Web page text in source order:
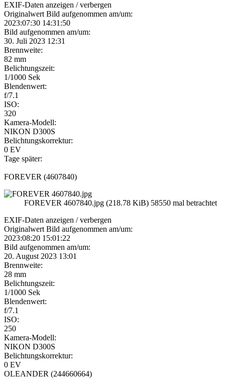
EXIF-Daten anzeigen / verbergen
Originalwert Bild aufgenommen am/um:
2023:07:30 14:31:50
Bild aufgenommen am/um:
30. Juli 2023 12:31
Brennweite:
82 mm
Belichtungszeit:
1/1000 Sek
Blendenwert:
f/7.1
ISO:
320
Kamera-Modell:
NIKON D300S
Belichtungskorrektur:
0 EV
Tage später:
FOREVER (4607840)
FOREVER 4607840.jpg (218.78 KiB) 58550 mal betrachtet
EXIF-Daten anzeigen / verbergen
Originalwert Bild aufgenommen am/um:
2023:08:20 15:01:22
Bild aufgenommen am/um:
20. August 2023 13:01
Brennweite:
28 mm
Belichtungszeit:
1/1000 Sek
Blendenwert:
f/7.1
ISO:
250
Kamera-Modell:
NIKON D300S
Belichtungskorrektur:
0 EV
OLEANDER (244660664)